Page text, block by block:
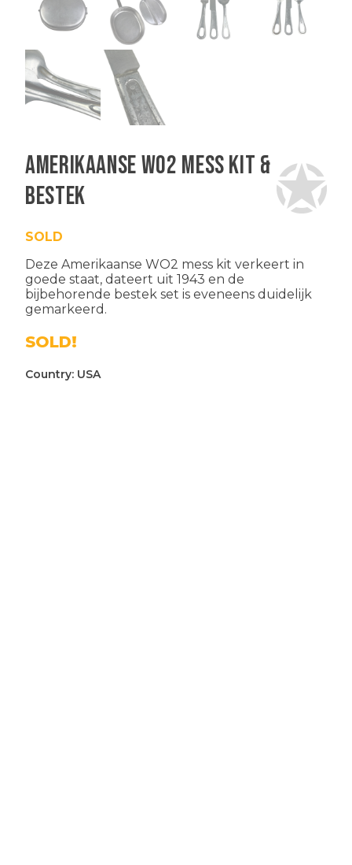
Amerikaanse WO2 mess kit &
bestek
SOLD
Deze Amerikaanse WO2 mess kit verkeert in
goede staat, dateert uit 1943 en de
bijbehorende bestek set is eveneens duidelijk
gemarkeerd.
SOLD!
Country: USA